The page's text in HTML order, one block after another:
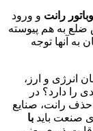
رانت و ورود
به هم پیوسته
به آنها توجه
انرژی و ارز،
را دارد؟ در
رانت، صنایع
صنعت باید با